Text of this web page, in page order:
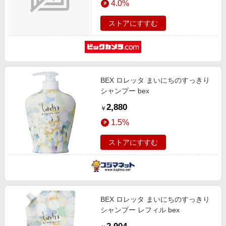
4.0%
ストアにすすむ
BEX ロレッタ まいにちのすっきり
シャンプー bex
￥ 2,880
1.5%
ストアにすすむ
BEX ロレッタ まいにちのすっきり
シャンプー レフィル bex